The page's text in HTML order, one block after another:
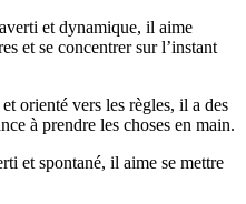
et dynamique, il aime
et se concentrer sur l’instant
orienté vers les règles, il a des
à prendre les choses en main.
et spontané, il aime se mettre